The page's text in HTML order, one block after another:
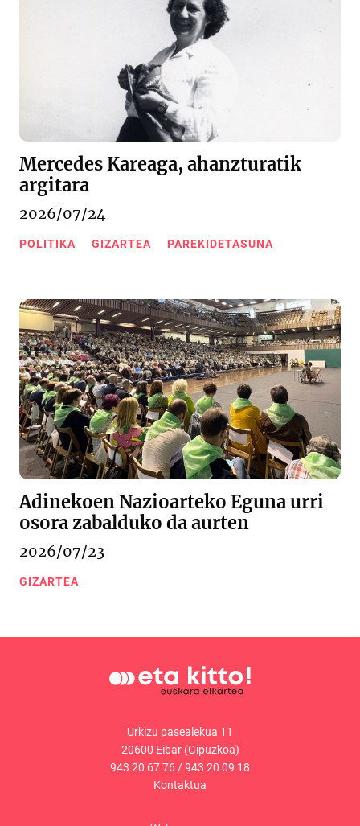
Mercedes Kareaga, ahanzturatik
argitara
2026/07/24
POLITIKA GIZARTEA PAREKIDETASUNA
Adinekoen Nazioarteko Eguna urri
osora zabalduko da aurten
2026/07/23
GIZARTEA
Urkizu pasealekua 11
20600 Eibar (Gipuzkoa)
943 20 67 76 /943 20 09 18
Kontaktua